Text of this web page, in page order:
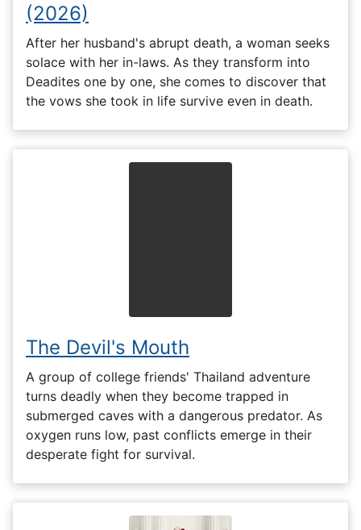
(2026)
After her husband's abrupt death, a woman seeks
solace with her in-laws. As they transform into
Deadites one by one, she comes to discover that
the vows she took in life survive even in death.
The Devil's Mouth
A group of college friends' Thailand adventure
turns deadly when they become trapped in
submerged caves with a dangerous predator. As
oxygen runs low, past conflicts emerge in their
desperate fight for survival.